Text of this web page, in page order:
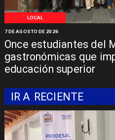
LOCAL
Once estudiantes del
gastronómicas que
educación superior
7 DE AGOSTO DE 2026
IR A RECIENTE